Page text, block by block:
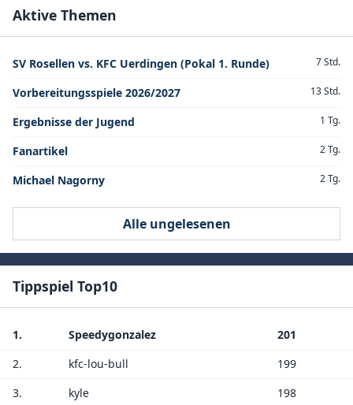
Aktive Themen
SV Rosellen vs. KFC Uerdingen (Pokal 1. Runde) 7 Std.
Vorbereitungsspiele 2026/2027 13 Std.
Ergebnisse der Jugend 1 Tg.
Fanartikel 2 Tg.
Michael Nagorny 2 Tg.
Alle ungelesenen
Tippspiel Top10
1. Speedygonzalez
201
2.
kfc-lou-bull
199
3.
kyle
198